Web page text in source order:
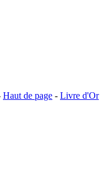
Haut de page - Livre d'Or